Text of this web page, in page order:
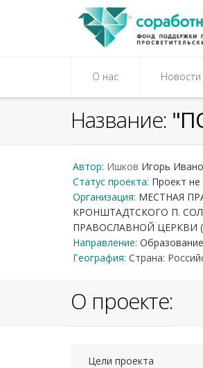
О нас Новости
Название:
Автор: Ишков Игорь
Статус проекта: Проект
Организация: МЕСТНАЯ
КРОНШТАДТСКОГО П.
ПРАВОСЛАВНОЙ ЦЕРКВИ
Направление:
География: Страна:
О проекте:
Цели проекта